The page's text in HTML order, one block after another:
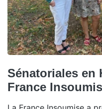
Sénatoriales en
France